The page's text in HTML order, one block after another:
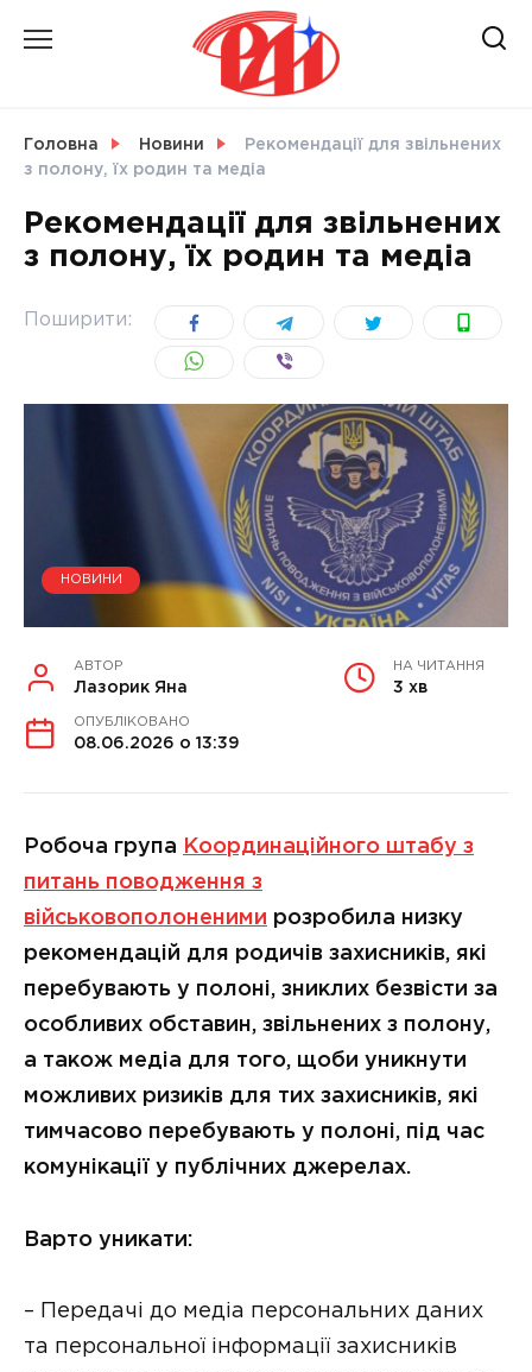
УКРАЇНА
Головна Новини
Рекомендації для звільнених
з полону, їх родин та медіа
Рекомендації для звільнених
з полону, їх родин та медіа
Поширити:
НОВИНИ
АВТОР
Лазорик Яна
НА ЧИТАННЯ
3 хв
ОПУБЛІКОВАНО
08.06.2026 о 13:39
Робоча група
Координаційного штабу з
питань поводження з
військовополоненими розробила низку
рекомендацій для родичів захисників, які
перебувають у полоні, зниклих безвісти за
особливих обставин, звільнених з полону,
а також медіа для того, щоби уникнути
можливих ризиків для тих захисників, які
тимчасово перебувають у полоні, під час
комунікації у публічних джерелах.
Варто уникати:
– Передачі до медіа персональних даних
та персональної інформації захисників